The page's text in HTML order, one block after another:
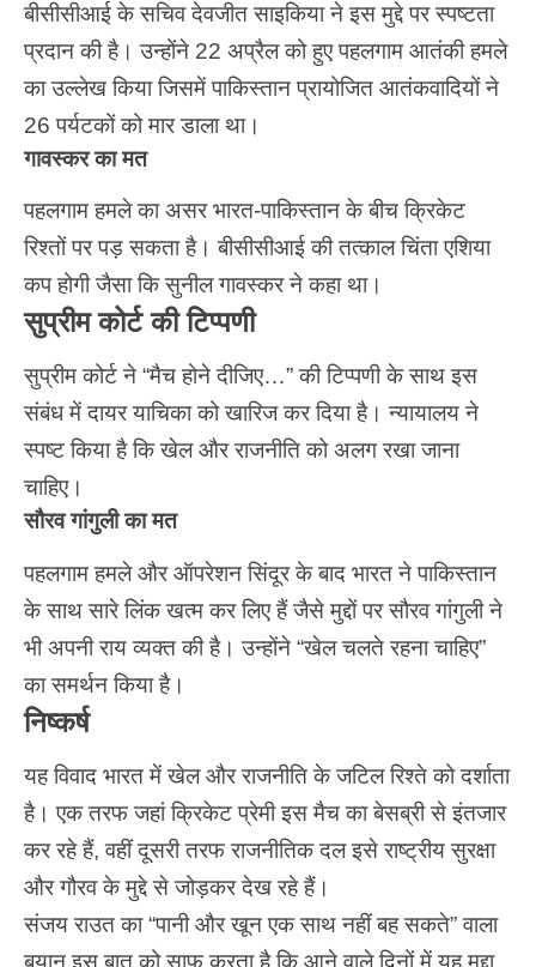
बीसीसीआई के सचिव देवजीत साइकिया ने इस मुद्दे पर स्पष्टता
प्रदान की है। उन्होंने 22 अप्रैल को हुए पहलगाम आतंकी हमले
का उल्लेख किया जिसमें पाकिस्तान प्रायोजित आतंकवादियों ने
26 पर्यटकों को मार डाला था।
गावस्कर का मत
पहलगाम हमले का असर भारत-पाकिस्तान के बीच क्रिकेट
रिश्तों पर पड़ सकता है। बीसीसीआई की तत्काल चिंताएशिया
कपहोगी जैसा कि सुनील गावस्कर ने कहा था।
सुप्रीम कोर्ट की टिप्पणी
सुप्रीम कोर्ट ने “मैच होने दीजिए…” की टिप्पणी के साथ इस
संबंध में दायर याचिका को खारिज कर दिया है। न्यायालय ने
स्पष्ट किया है कि खेल और राजनीति को अलग रखा जाना
चाहिए।
सौरव गांगुली का मत
पहलगाम हमले और ऑपरेशन सिंदूर के बाद भारत ने पाकिस्तान
के साथ सारे लिंक खत्म कर लिए हैं जैसे मुद्दों पर सौरव गांगुली ने
भी अपनी राय व्यक्त की है। उन्होंने “खेल चलते रहना चाहिए”
का समर्थन किया है।
निष्कर्ष
यह विवाद भारत में खेल और राजनीति के जटिल रिश्ते को दर्शाता
है। एक तरफ जहां क्रिकेट प्रेमी इस मैच का बेसब्री से इंतजार
कर रहे हैं, वहीं दूसरी तरफ राजनीतिक दल इसे राष्ट्रीय सुरक्षा
और गौरव के मुद्दे से जोड़कर देख रहे हैं।
संजय राउत का “पानी और खून एक साथ नहीं बह सकते” वाला
बयान इस बात को साफ करता है कि आने वाले दिनों में यह मुद्दा